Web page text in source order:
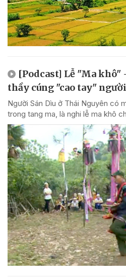
[Podcast] Lễ "Ma khô"
thầy cúng "cao tay"
Người Sán Dìu ở Thái Nguyên có
trong tang ma, là nghi lễ ma khô